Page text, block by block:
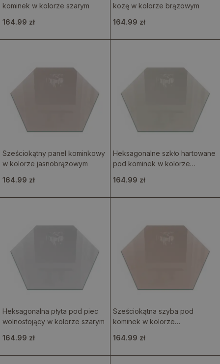
kominek w kolorze szarym
164.99 zł
kozę w kolorze brązowym
164.99 zł
Sześciokątny panel kominkowy
w kolorze jasnobrązowym
164.99 zł
Heksagonalne szkło hartowane
pod kominek w kolorze
164.99 zł
Heksagonalna płyta pod piec
wolnostojący w kolorze szarym
164.99 zł
Sześciokątna szyba pod
kominek w kolorze
164.99 zł